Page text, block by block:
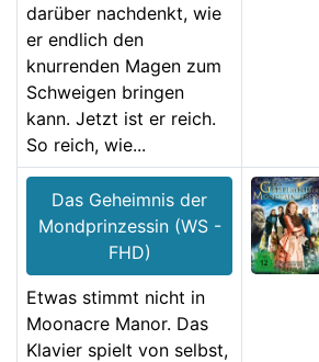
darüber nachdenkt, wie
er endlich den
knurrenden Magen zum
Schweigen bringen
kann. Jetzt ist er reich.
So reich, wie...
Das Geheimnis der
Mondprinzessin (WS -
FHD)
Etwas stimmt nicht in
Moonacre Manor. Das
Klavier spielt von selbst,